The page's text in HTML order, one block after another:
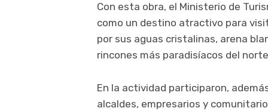
Con esta obra, el Ministerio de
como un destino atractivo para
por sus aguas cristalinas, arena
rincones más paradisíacos del
En la actividad participaron,
alcaldes, empresarios y